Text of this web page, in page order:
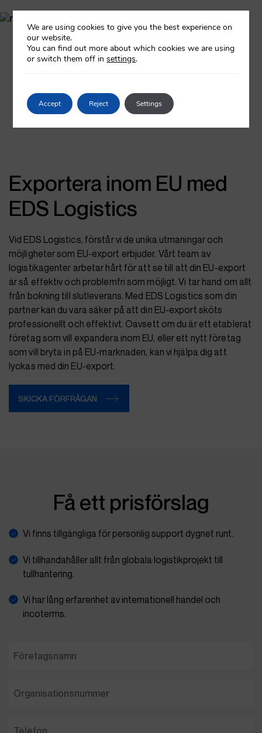
Exportera inom EU med
EDS Logistics
Vid EDS Logistics, förstår vi de unika utmaningar och
möjligheter som EU-export erbjuder. Vårt team av
logistikagenter arbetar hårt för att se till att din EU-export
är så effektiv och problemfri som möjligt. Vi tar hand om allt
från bokning till slutleverans. Med EDS Logistics som din
partner kan du vara säker på att din EU-export sköts
professionellt och effektivt. Oavsett om du är ett etablerat
företag som vill expandera inom EU, eller ett nytt företag
som vill bryta in på EU-marknaden, kan vi hjälpa dig att
lyckas med din EU-export.
SKICKA FÖRFRÅGAN
Få ett prisförslag
Vi finns tillgängliga för personlig support dygnet runt.
Vi tillhandahåller allt från globala logistikprojekt till
tullhantering.
Vi har lång erfarenhet av internationell handel och
incoterms.
We are using cookies to give you the best experience on
our website.
You can find out more about which cookies we are using
or switch them off insettings.
Accept Reject Settings